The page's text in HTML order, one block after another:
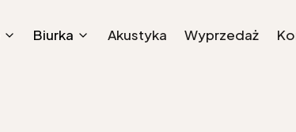
Biurka Akustyka Wyprzedaż